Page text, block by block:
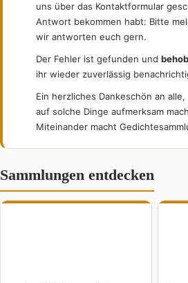
uns über das Kontaktformular
Antwort bekommen habt: Bitte
wir antworten euch gern.
Der Fehler ist gefunden und
ihr wieder zuverlässig
Ein herzliches Dankeschön an
auf solche Dinge aufmerksam
Miteinander macht
Sammlungen entdecken